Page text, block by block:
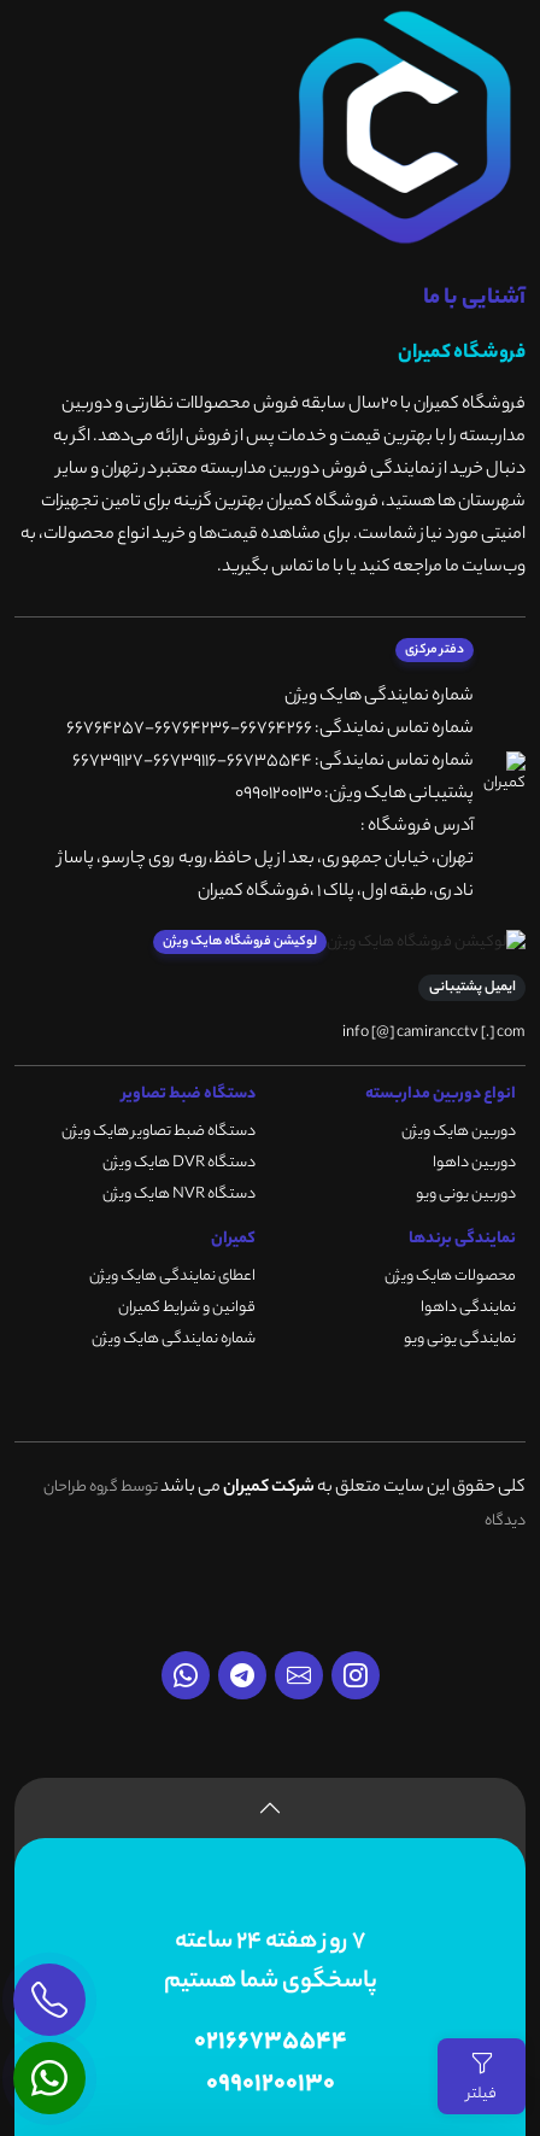
فیلتر
آشنایی با ما
فروشگاه کمیران
فروشگاه کمیران با ۲۰سال سابقه فروش محصولاات نظارتی و دوربین
مداربسته را با بهترین قیمت و خدمات پس از فروش ارائه می‌دهد. اگر به
دنبال خرید از نمایندگی فروش دوربین مداربسته معتبر در تهران و سایر
شهرستان ها هستید، فروشگاه کمیران بهترین گزینه برای تامین تجهیزات
امنیتی مورد نیاز شماست. برای مشاهده قیمت‌ها و خرید انواع محصولات، به
وب‌سایت ما مراجعه کنید یا با ما تماس بگیرید.
دفتر مرکزی
شماره نمایندگی هایک ویژن
شماره تماس نمایندگی: 66764266-66764236-66764257
شماره تماس نمایندگی: 66735544-66739116-66739127
پشتیبانی هایک ویژن: 09901200130
آدرس فروشگاه :
تهران، خيابان جمهوری، بعد از پل حافظ،روبه روی چارسو، پاساژ
نادری، طبقه اول، پلاک 1 ،فروشگاه کمیران
لوکیشن فروشگاه هایک ویژن
ایمیل پشتیبانی
info [@] camirancctv [.] com
انواع دوربین مداربسته
دوربین هایک ویژن
دوربین داهوا
دوربین یونی ویو
دستگاه ضبط تصاویر
دستگاه ضبط تصاویر هایک ویژن
دستگاه DVR هایک ویژن
دستگاه NVR هایک ویژن
نمایندگی برندها
محصولات هایک ویژن
نمایندگی داهوا
نمایندگی یونی ویو
کمیران
اعطای نمایندگی هایک ویژن
قوانین و شرایط کمیران
شماره نمایندگی هایک ویژن
کلی حقوق این سایت متعلق بهشرکت کمیرانمی باشدتوسط گروه طراحان
دیدگاه
7 روز هفته 24 ساعته
پاسخگوی شما هستیم
02166735544
09901200130